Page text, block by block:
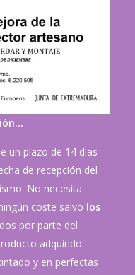
un plazo de 14 días
de recepción del
No necesita
coste salvo los
por parte del
adquirido
y en perfectas